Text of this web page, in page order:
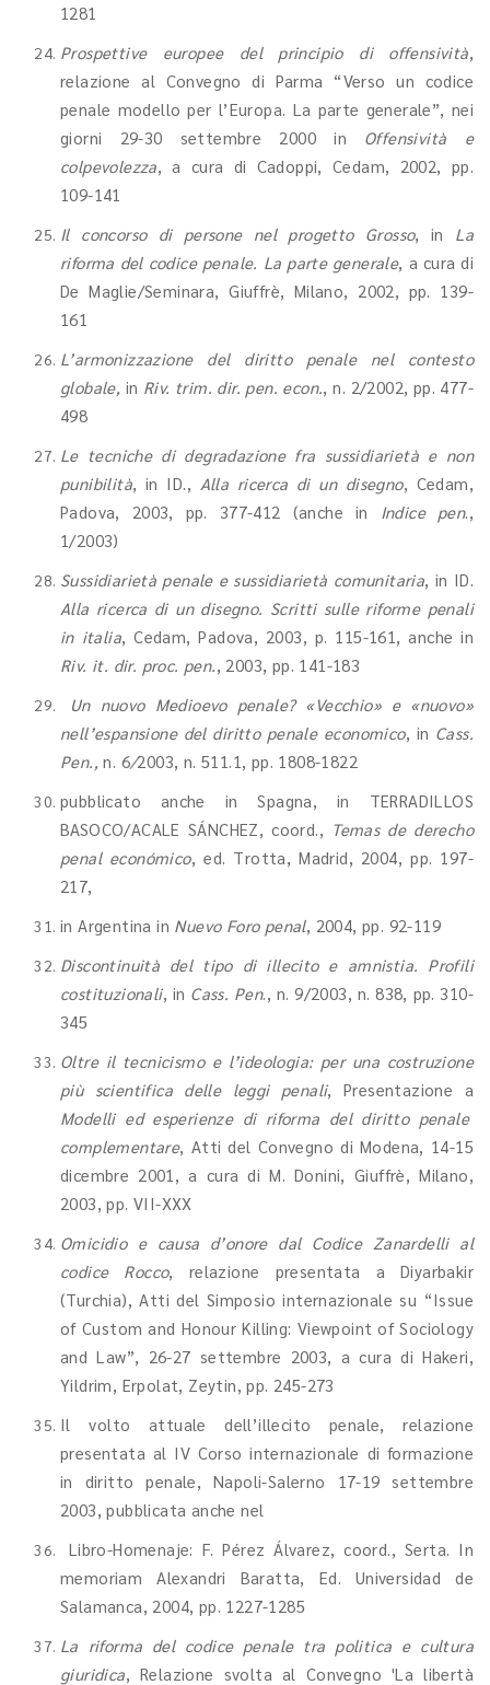
1281
Prospettive europee del principio di offensività,
relazione al Convegno di Parma “Verso un codice
penale modello per l’Europa. La parte generale”, nei
giorni 29-30 settembre 2000 in Offensività e
colpevolezza, a cura di Cadoppi, Cedam, 2002, pp.
109-141
Il concorso di persone nel progetto Grosso, in La
riforma del codice penale. La parte generale, a cura di
De Maglie/Seminara, Giuffrè, Milano, 2002, pp. 139-
161
L’armonizzazione del diritto penale nel contesto
globale, in Riv. trim. dir. pen. econ., n. 2/2002, pp. 477-
498
Le tecniche di degradazione fra sussidiarietà e non
punibilità, in ID., Alla ricerca di un disegno, Cedam,
Padova, 2003, pp. 377-412 (anche in
Indice pen.,
1/2003)
Sussidiarietà penale e sussidiarietà comunitaria, in ID.
Alla ricerca di un disegno. Scritti sulle riforme penali
in italia, Cedam, Padova, 2003, p. 115-161, anche in
Riv. it. dir. proc. pen., 2003, pp. 141-183
Un nuovo Medioevo penale? «Vecchio» e «nuovo»
nell’espansione del diritto penale economico, in Cass.
Pen.,n. 6/2003, n. 511.1, pp. 1808-1822
pubblicato anche in Spagna, in TERRADILLOS
BASOCO/ACALE SÁNCHEZ, coord., Temas de derecho
penal económico, ed. Trotta, Madrid, 2004, pp. 197-
217,
in Argentina in Nuevo Foro penal, 2004, pp. 92-119
Discontinuità del tipo di illecito e amnistia. Profili
costituzionali, in Cass. Pen., n. 9/2003, n. 838, pp. 310-
345
Oltre il tecnicismo e l’ideologia: per una costruzione
più scientifica delle leggi penali, Presentazione a
Modelli ed esperienze di riforma del diritto penale
complementare, Atti del Convegno di Modena, 14-15
dicembre 2001, a cura di M. Donini, Giuffrè, Milano,
2003, pp. VII-XXX
Omicidio e causa d’onore dal Codice Zanardelli al
codice Rocco, relazione presentata a Diyarbakir
(Turchia), Atti del Simposio internazionale su “Issue
of Custom and Honour Killing: Viewpoint of Sociology
and Law”, 26-27 settembre 2003, a cura di Hakeri,
Yildrim, Erpolat, Zeytin, pp. 245-273
Il volto attuale dell’illecito penale, relazione
presentata al IV Corso internazionale di formazione
in diritto penale, Napoli-Salerno 17-19 settembre
2003, pubblicata anche nel
Libro-Homenaje: F. Pérez Álvarez, coord., Serta. In
memoriam Alexandri Baratta, Ed. Universidad de
Salamanca, 2004, pp. 1227-1285
La riforma del codice penale tra politica e cultura
giuridica, Relazione svolta al Convegno 'La libertà